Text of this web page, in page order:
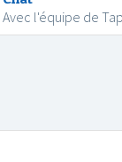
Avec l'équipe de